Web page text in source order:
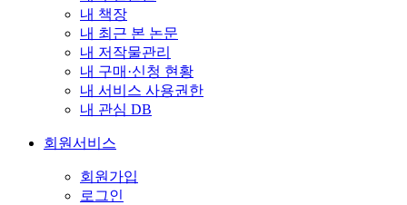
내 책장
내 최근 본 논문
내 저작물관리
내 구매·신청 현황
내 서비스 사용권한
내 관심 DB
회원서비스
회원가입
로그인